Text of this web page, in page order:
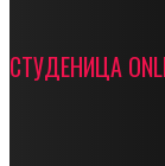
СТУДЕНИЦА